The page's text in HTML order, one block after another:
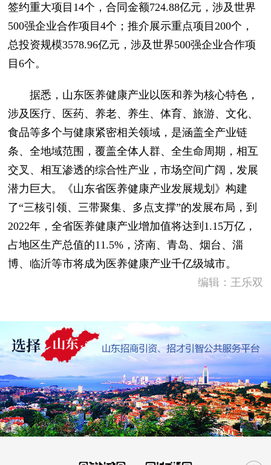
签约重大项目14个，合同金额724.88亿元，涉及世界
500强企业合作项目4个；推介展示重点项目200个，
总投资规模3578.96亿元，涉及世界500强企业合作项
目6个。
据悉，山东医养健康产业以医和养为核心特色，
涉及医疗、医药、养老、养生、体育、旅游、文化、
食品等多个与健康紧密相关领域，是涵盖全产业链
条、全地域范围，覆盖全体人群、全生命周期，相互
交叉、相互渗透的综合性产业，市场空间广阔，发展
潜力巨大。《山东省医养健康产业发展规划》构建
了“三核引领、三带聚集、多点支撑”的发展布局，到
2022年，全省医养健康产业增加值将达到1.15万亿，
占地区生产总值的11.5%，济南、青岛、烟台、淄
博、临沂等市将成为医养健康产业千亿级城市。
编辑：王乐双